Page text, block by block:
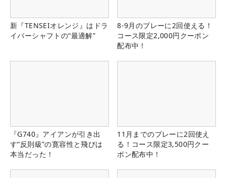
新『TENSEIオレンジ』はドラ
イバーシャフトの“最適解”
8-9月のプレーに2回使える！
コース限定2,000円クーポン
配布中！
『G740』アイアンが引き出
す“反則級”の寛容性と飛びは
本当だった！
11月までのプレーに2回使え
る！コース限定3,500円クー
ポン配布中！